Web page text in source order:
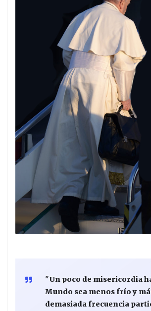
"Un poco de misericordia
Mundo sea menos frío y
demasiada frecuencia